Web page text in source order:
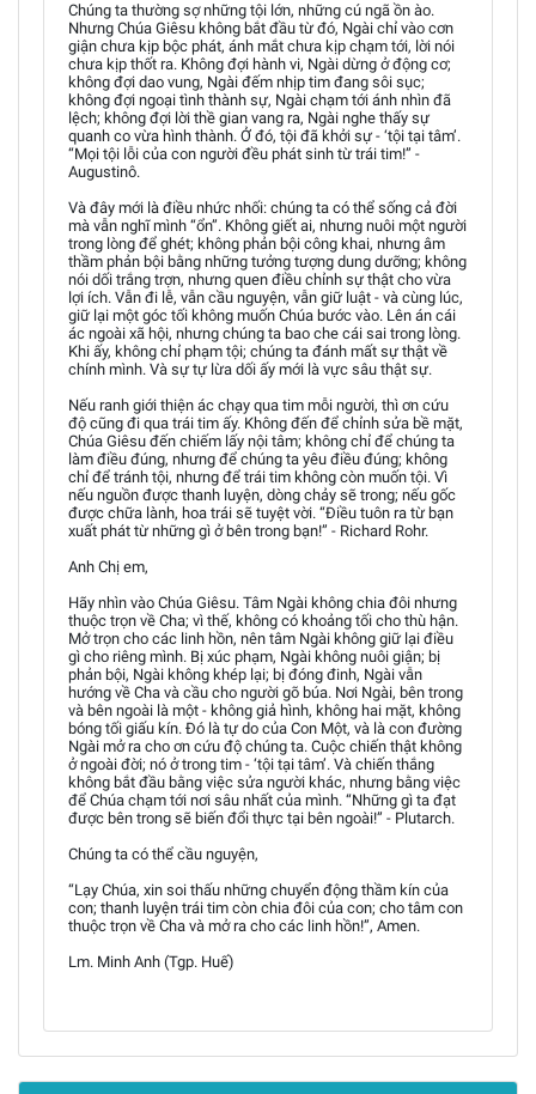
Chúng ta thường sợ những tội lớn, những cú ngã ồn ào.
Nhưng Chúa Giêsu không bắt đầu từ đó, Ngài chỉ vào cơn
giận chưa kịp bộc phát, ánh mắt chưa kịp chạm tới, lời nói
chưa kịp thốt ra. Không đợi hành vi, Ngài dừng ở động cơ;
không đợi dao vung, Ngài đếm nhịp tim đang sôi sục;
không đợi ngoại tình thành sự, Ngài chạm tới ánh nhìn đã
lệch; không đợi lời thề gian vang ra, Ngài nghe thấy sự
quanh co vừa hình thành. Ở đó, tội đã khởi sự - ‘tội tại tâm’.
“Mọi tội lỗi của con người đều phát sinh từ trái tim!” -
Augustinô.
Và đây mới là điều nhức nhối: chúng ta có thể sống cả đời
mà vẫn nghĩ mình “ổn”. Không giết ai, nhưng nuôi một người
trong lòng để ghét; không phản bội công khai, nhưng âm
thầm phản bội bằng những tưởng tượng dung dưỡng; không
nói dối trắng trợn, nhưng quen điều chỉnh sự thật cho vừa
lợi ích. Vẫn đi lễ, vẫn cầu nguyện, vẫn giữ luật - và cùng lúc,
giữ lại một góc tối không muốn Chúa bước vào. Lên án cái
ác ngoài xã hội, nhưng chúng ta bao che cái sai trong lòng.
Khi ấy, không chỉ phạm tội; chúng ta đánh mất sự thật về
chính mình. Và sự tự lừa dối ấy mới là vực sâu thật sự.
Nếu ranh giới thiện ác chạy qua tim mỗi người, thì ơn cứu
độ cũng đi qua trái tim ấy. Không đến để chỉnh sửa bề mặt,
Chúa Giêsu đến chiếm lấy nội tâm; không chỉ để chúng ta
làm điều đúng, nhưng để chúng ta yêu điều đúng; không
chỉ để tránh tội, nhưng để trái tim không còn muốn tội. Vì
nếu nguồn được thanh luyện, dòng chảy sẽ trong; nếu gốc
được chữa lành, hoa trái sẽ tuyệt vời. “Điều tuôn ra từ bạn
xuất phát từ những gì ở bên trong bạn!” - Richard Rohr.
Anh Chị em,
Hãy nhìn vào Chúa Giêsu. Tâm Ngài không chia đôi nhưng
thuộc trọn về Cha; vì thế, không có khoảng tối cho thù hận.
Mở trọn cho các linh hồn, nên tâm Ngài không giữ lại điều
gì cho riêng mình. Bị xúc phạm, Ngài không nuôi giận; bị
phản bội, Ngài không khép lại; bị đóng đinh, Ngài vẫn
hướng về Cha và cầu cho người gõ búa. Nơi Ngài, bên trong
và bên ngoài là một - không giả hình, không hai mặt, không
bóng tối giấu kín. Đó là tự do của Con Một, và là con đường
Ngài mở ra cho ơn cứu độ chúng ta. Cuộc chiến thật không
ở ngoài đời; nó ở trong tim - ‘tội tại tâm’. Và chiến thắng
không bắt đầu bằng việc sửa người khác, nhưng bằng việc
để Chúa chạm tới nơi sâu nhất của mình. “Những gì ta đạt
được bên trong sẽ biến đổi thực tại bên ngoài!” - Plutarch.
Chúng ta có thể cầu nguyện,
“Lạy Chúa, xin soi thấu những chuyển động thầm kín của
con; thanh luyện trái tim còn chia đôi của con; cho tâm con
thuộc trọn về Cha và mở ra cho các linh hồn!”, Amen.
Lm. Minh Anh (Tgp. Huế)